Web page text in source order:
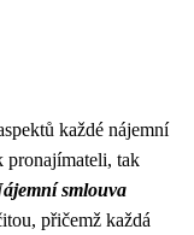
každé nájemní
pronajímateli, tak
smlouva
přičemž každá